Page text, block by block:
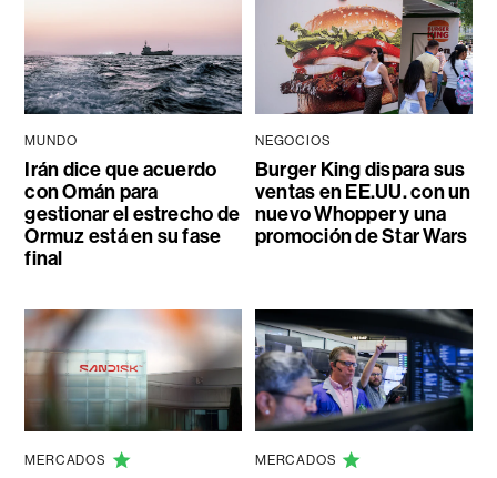
MUNDO
Irán dice que acuerdo
con Omán para
gestionar el estrecho de
Ormuz está en su fase
final
NEGOCIOS
Burger King dispara sus
ventas en EE.UU. con un
nuevo Whopper y una
promoción de Star Wars
MERCADOS MERCADOS